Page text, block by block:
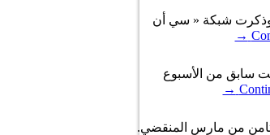
وذكرت شبكة « سي أن
→
سابق من الأسبوع
→
من مارس المنقضي.